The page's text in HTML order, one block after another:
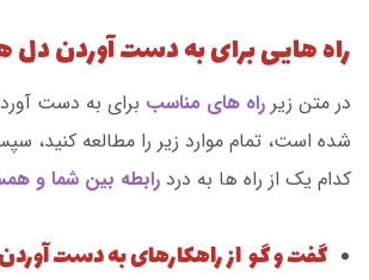
راه هایی برای به دست آوردن
در متن زیر راه های مناسب برای به دست
شده است، تمام موارد زیر را مطالعه کنید،
کدام یک از راه ها به درد رابطه بین شما و
گفت و گو از راهکارهای به دست